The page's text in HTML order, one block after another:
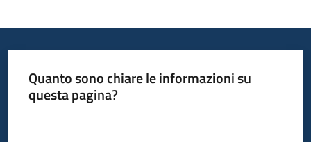
Quanto sono chiare le informazioni su
questa pagina?